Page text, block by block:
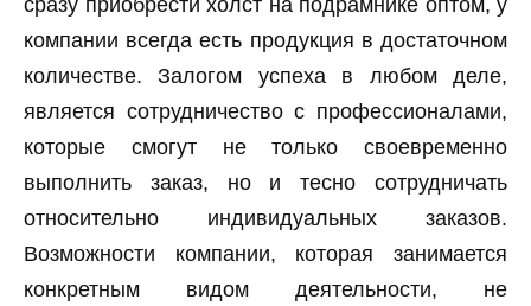
сразу приобрести холст на подрамнике оптом, у
компании всегда есть продукция в достаточном
количестве. Залогом успеха в любом деле,
является сотрудничество с профессионалами,
которые смогут не только своевременно
выполнить заказ, но и тесно сотрудничать
относительно индивидуальных заказов.
Возможности компании, которая занимается
конкретным видом деятельности, не